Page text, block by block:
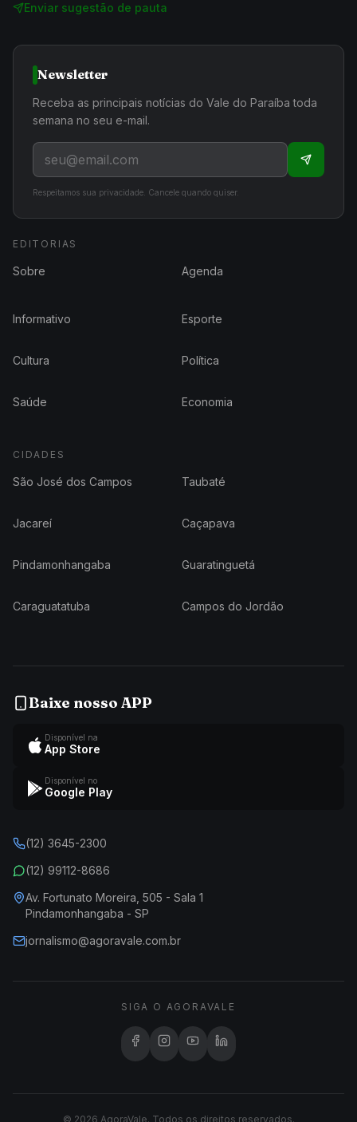
Enviar sugestão de pauta
Newsletter
Receba as principais notícias do Vale do Paraíba toda
semana no seu e-mail.
Respeitamos sua privacidade. Cancele quando quiser.
EDITORIAS
Sobre Agenda
Informativo Esporte
Cultura Política
Saúde Economia
CIDADES
São José dos Campos Taubaté
Jacareí Caçapava
Pindamonhangaba Guaratinguetá
Caraguatatuba Campos do Jordão
Baixe nosso APP
Disponível na
App Store
Disponível no
Google Play
(12) 3645-2300
(12) 99112-8686
Av. Fortunato Moreira, 505 - Sala 1
Pindamonhangaba - SP
jornalismo@agoravale.com.br
SIGA O AGORAVALE
© 2026 AgoraVale. Todos os direitos reservados.